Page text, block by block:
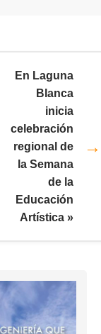
En Laguna
Blanca
inicia
celebración
regional de
la Semana
de la
Educación
Artística »